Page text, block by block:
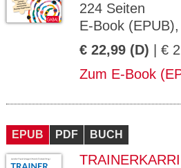
224 Seiten
E-Book
€ 22,99 (D) | €
Zum E-Book
EPUB PDF BUCH